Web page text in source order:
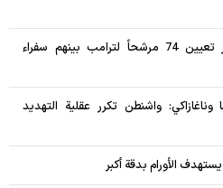
مجلس الشيوخ الأميركي يقر تعيين 74 مرشحاً لترامب بينهم سفراء
واشنطن تكرر عقلية التهديد
الأورام بدقة أكبر